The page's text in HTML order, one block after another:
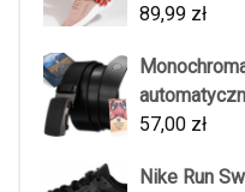
89,99 zł
57,00 zł
Nike Run